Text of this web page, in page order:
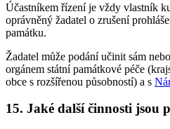
Účastníkem řízení je vždy vlastník
oprávněný žadatel o zrušení
památku.
Žadatel může podání učinit sám
orgánem státní památkové péče
obce s rozšířenou působností) a s
15. Jaké další činnosti jsou